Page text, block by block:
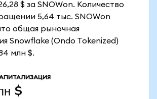
$ за SNOWon. Количество
5,64 тыс. SNOWon
общая рыночная
Snowflake (Ondo Tokenized)
млн $.
$